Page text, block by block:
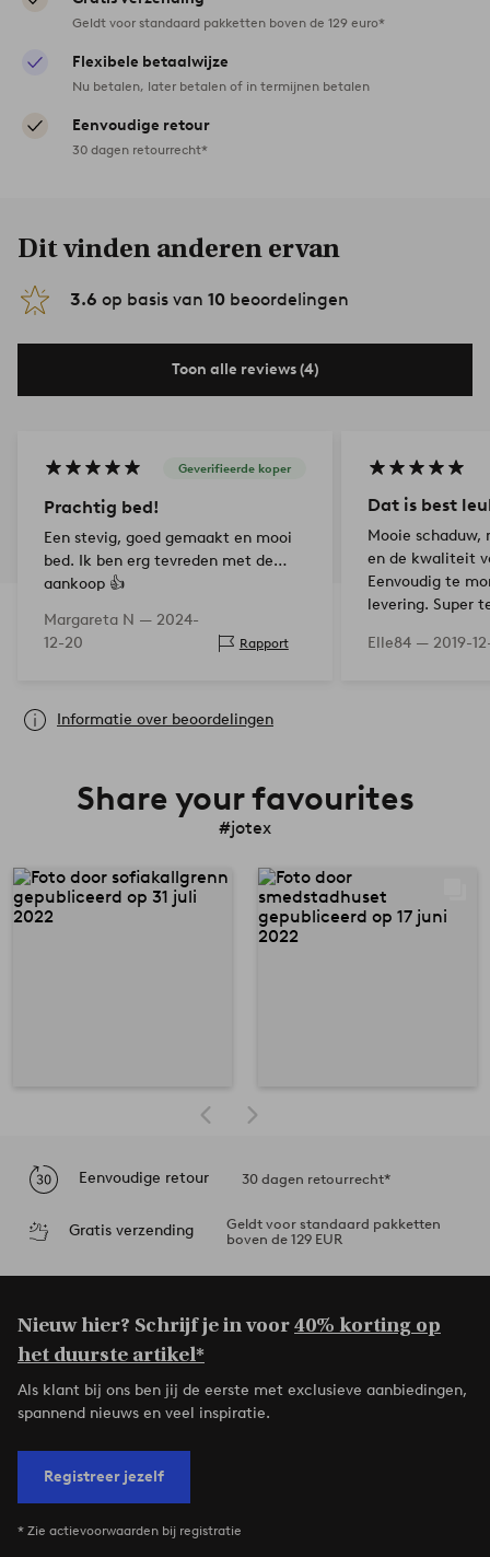
Geldt voor standaard pakketten boven de 129 euro*
Flexibele betaalwijze
Nu betalen, later betalen of in termijnen betalen
Eenvoudige retour
30 dagen retourrecht*
Dit vinden anderen ervan
3.6 op basis van 10 beoordelingen
Toon alle reviews (4)
Geverifieerde koper
Prachtig bed!
Een stevig, goed gemaakt en mooi
bed. Ik ben erg tevreden met de
aankoop 👍
Margareta N — 2024-
12-20
Rapport
Dat is best
Mooie schaduw,
en de kwaliteit
Eenvoudig te
levering. Super
Elle84 — 2019-
Informatie over beoordelingen
Share your favourites
#jotex
Eenvoudige retour 30 dagen retourrecht*
Gratis verzending
Geldt voor standaard pakketten
boven de 129 EUR
Nieuw hier? Schrijf je in voor40% korting op
het duurste artikel*
Als klant bij ons ben jij de eerste met exclusieve aanbiedingen,
spannend nieuws en veel inspiratie.
Registreer jezelf
* Zie actievoorwaarden bij registratie